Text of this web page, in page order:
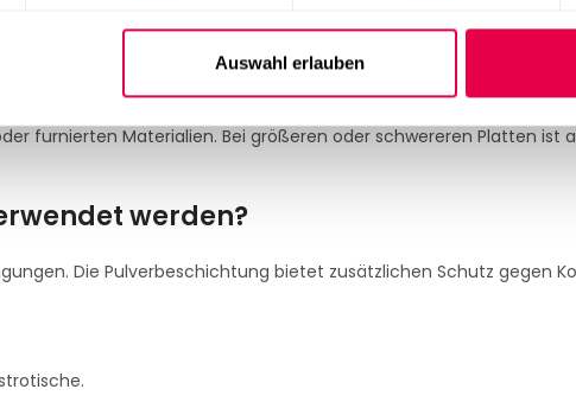
Auswahl erlauben
R schwarz
Gestell?
furnierten Materialien. Bei größeren oder schwereren Platten ist
werden?
Die Pulverbeschichtung bietet zusätzlichen Schutz gegen